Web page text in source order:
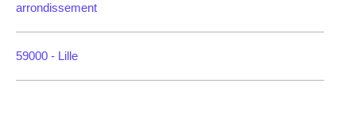
arrondissement
59000 - Lille